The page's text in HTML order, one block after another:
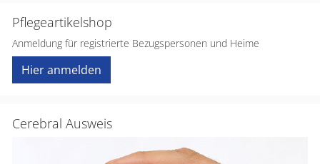
Pflegeartikelshop
Anmeldung für registrierte Bezugspersonen und Heime
Hier anmelden
Cerebral Ausweis